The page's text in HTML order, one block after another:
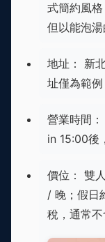
式簡約風
但以能泡湯
地址： 新
址僅為範
營業時間
in 15:00後
價位： 雙
/ 晚；假
稅，通常